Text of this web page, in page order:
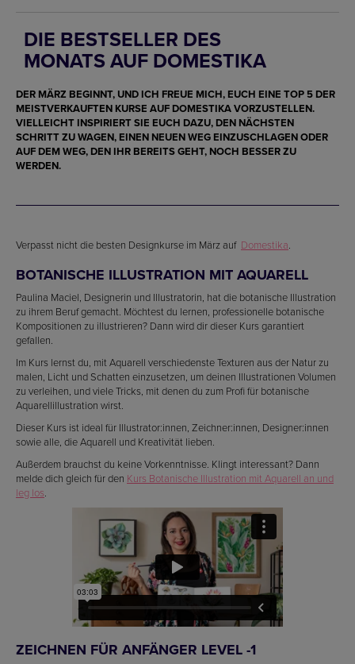
DIE BESTSELLER DES
MONATS AUF DOMESTIKA
DER MÄRZ BEGINNT, UND ICH FREUE MICH, EUCH EINE TOP 5 DER
MEISTVERKAUFTEN KURSE AUF DOMESTIKA VORZUSTELLEN.
VIELLEICHT INSPIRIERT SIE EUCH DAZU, DEN NÄCHSTEN
SCHRITT ZU WAGEN, EINEN NEUEN WEG EINZUSCHLAGEN ODER
AUF DEM WEG, DEN IHR BEREITS GEHT, NOCH BESSER ZU
WERDEN.
Verpasst nicht die besten Designkurse im März auf Domestika.
BOTANISCHE ILLUSTRATION MIT AQUARELL
Paulina Maciel, Designerin und Illustratorin, hat die botanische Illustration
zu ihrem Beruf gemacht. Möchtest du lernen, professionelle botanische
Kompositionen zu illustrieren? Dann wird dir dieser Kurs garantiert
gefallen.
Im Kurs lernst du, mit Aquarell verschiedenste Texturen aus der Natur zu
malen, Licht und Schatten einzusetzen, um deinen Illustrationen Volumen
zu verleihen, und viele Tricks, mit denen du zum Profi für botanische
Aquarellillustration wirst.
Dieser Kurs ist ideal für Illustrator:innen, Zeichner:innen, Designer:innen
sowie alle, die Aquarell und Kreativität lieben.
Außerdem brauchst du keine Vorkenntnisse. Klingt interessant? Dann
melde dich gleich für den Kurs Botanische Illustration mit Aquarell an und
leg los.
ZEICHNEN FÜR ANFÄNGER LEVEL -1